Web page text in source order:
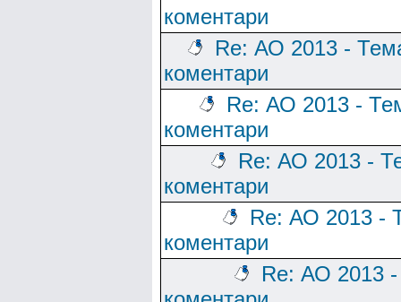
коментари
Re: АО 2013 -
коментари
Re: АО 2013 -
коментари
Re: АО 2013 -
коментари
Re: АО 2013 -
коментари
Re: АО 2013